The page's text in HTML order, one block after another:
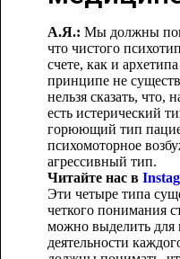
А.Я.: Мы должны
что чистого
счете, как и
принципе не
нельзя сказать, что,
есть истерический
горюющий тип
психомоторное
агрессивный тип.
Читайте нас в
Эти четыре типа
четкого понимания
можно выделить для
деятельности